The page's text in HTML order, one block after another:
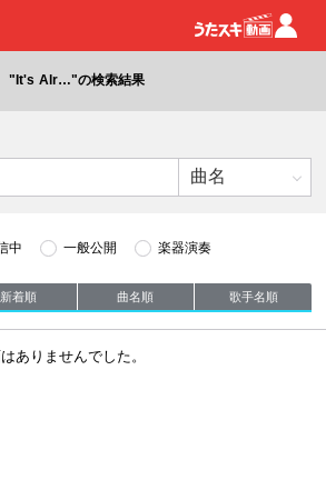
"It's Alr…"の検索結果
中 一般公開 楽器演奏
新着順 曲名順 歌手名順
ありませんでした。